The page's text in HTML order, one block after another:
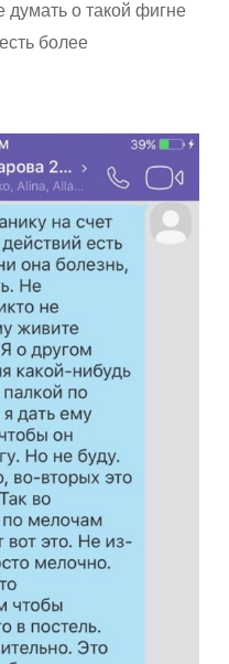
думать о такой фигне
более